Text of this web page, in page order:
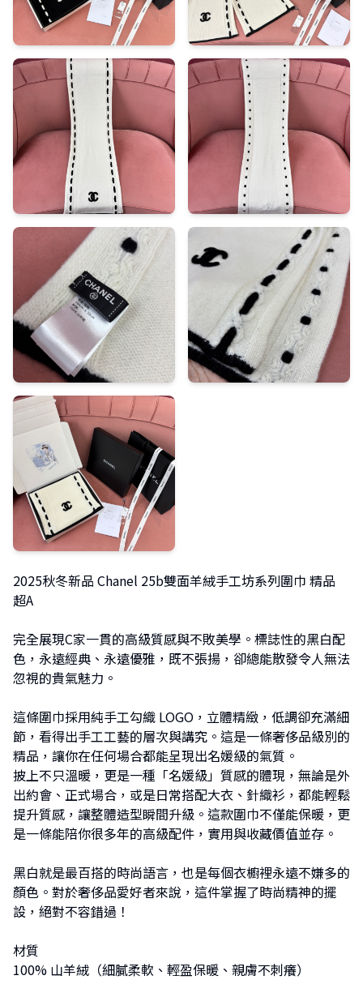
2025秋冬新品 Chanel 25b雙面羊絨手工坊系列圍巾 精品
超A
完全展現C家一貫的高級質感與不敗美學。標誌性的黑白配
色，永遠經典、永遠優雅，既不張揚，卻總能散發令人無法
忽視的貴氣魅力。
這條圍巾採用純手工勾織 LOGO，立體精緻，低調卻充滿細
節，看得出手工工藝的層次與講究。這是一條奢侈品級別的
精品，讓你在任何場合都能呈現出名媛級的氣質。
披上不只溫暖，更是一種「名媛級」質感的體現，無論是外
出約會、正式場合，或是日常搭配大衣、針織衫，都能輕鬆
提升質感，讓整體造型瞬間升級。這款圍巾不僅能保暖，更
是一條能陪你很多年的高級配件，實用與收藏價值並存。
黑白就是最百搭的時尚語言，也是每個衣櫥裡永遠不嫌多的
顏色。對於奢侈品愛好者來說，這件掌握了時尚精神的擺
設，絕對不容錯過！
材質
100% 山羊絨（細膩柔軟、輕盈保暖、親膚不刺癢）